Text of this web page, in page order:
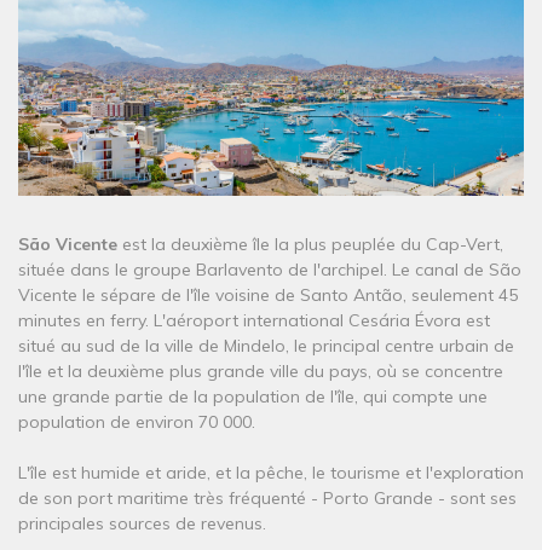
São Vicente est la deuxième île la plus peuplée du Cap-Vert,
située dans le groupe Barlavento de l'archipel. Le canal de São
Vicente le sépare de l'île voisine de Santo Antão, seulement 45
minutes en ferry. L'aéroport international Cesária Évora est
situé au sud de la ville de Mindelo, le principal centre urbain de
l'île et la deuxième plus grande ville du pays, où se concentre
une grande partie de la population de l'île, qui compte une
population de environ 70 000.
L'île est humide et aride, et la pêche, le tourisme et l'exploration
de son port maritime très fréquenté - Porto Grande - sont ses
principales sources de revenus.